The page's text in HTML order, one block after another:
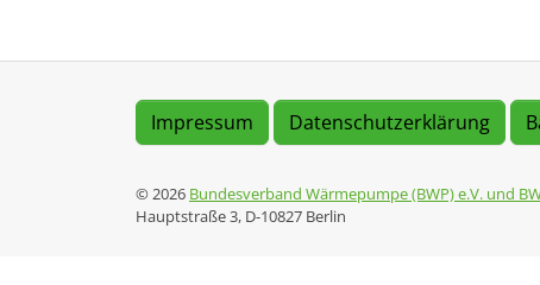
Impressum Datenschutzerklärung
© 2026 Bundesverband Wärmepumpe (BWP) e.V. und
Hauptstraße 3, D-10827 Berlin